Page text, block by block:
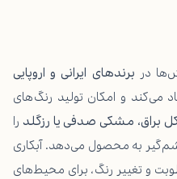
در برندهای ایرانی و اروپایی
می‌کند و امکان تولید رنگ‌های
براق، مشکی صدفی یا رزگلد را
به محصول می‌دهد. آبکاری
و تغییر رنگ، برای محیط‌های